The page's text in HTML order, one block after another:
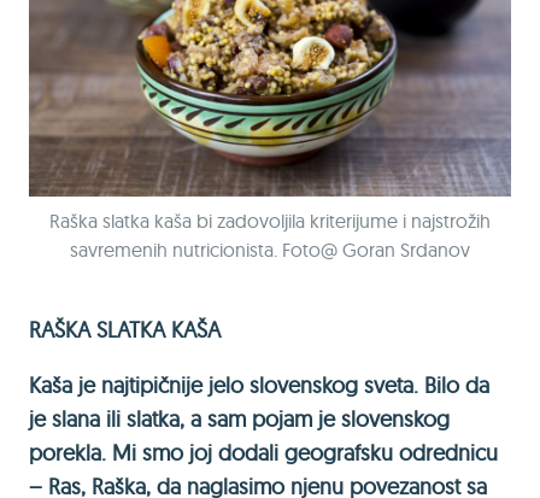
Raška slatka kaša bi zadovoljila kriterijume i najstrožih
savremenih nutricionista. Foto@ Goran Srdanov
RAŠKA SLATKA KAŠA
Kaša je najtipičnije jelo slovenskog sveta. Bilo da
je slana ili slatka, a sam pojam je slovenskog
porekla. Mi smo joj dodali geografsku odrednicu
– Ras, Raška, da naglasimo njenu povezanost sa